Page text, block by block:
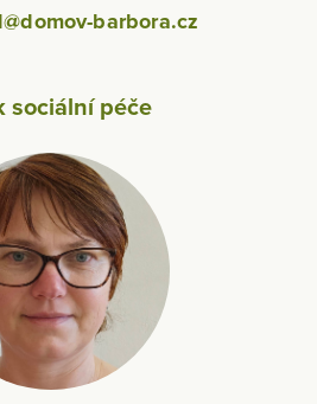
barbora.cz
sociální péče